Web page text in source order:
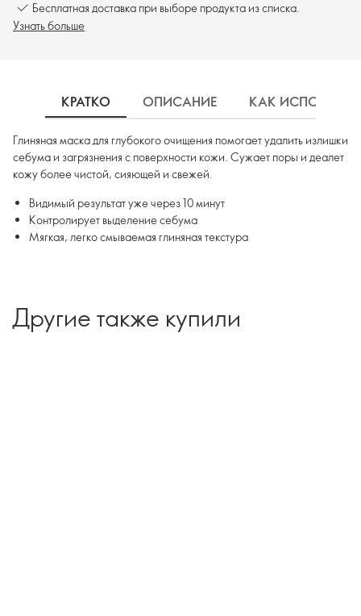
Бесплатная доставка при выборе продукта из списка.
Узнать больше
КРАТКО ОПИСАНИЕ КАК
Глиняная маска для глубокого очищения помогает удалить излишки
себума и загрязнения с поверхности кожи. Сужает поры и деалет
кожу более чистой, сияющей и свежей.
Видимый результат уже через 10 минут
Контролирует выделение себума
Мягкая, легко смываемая глиняная текстура
Другие также купили